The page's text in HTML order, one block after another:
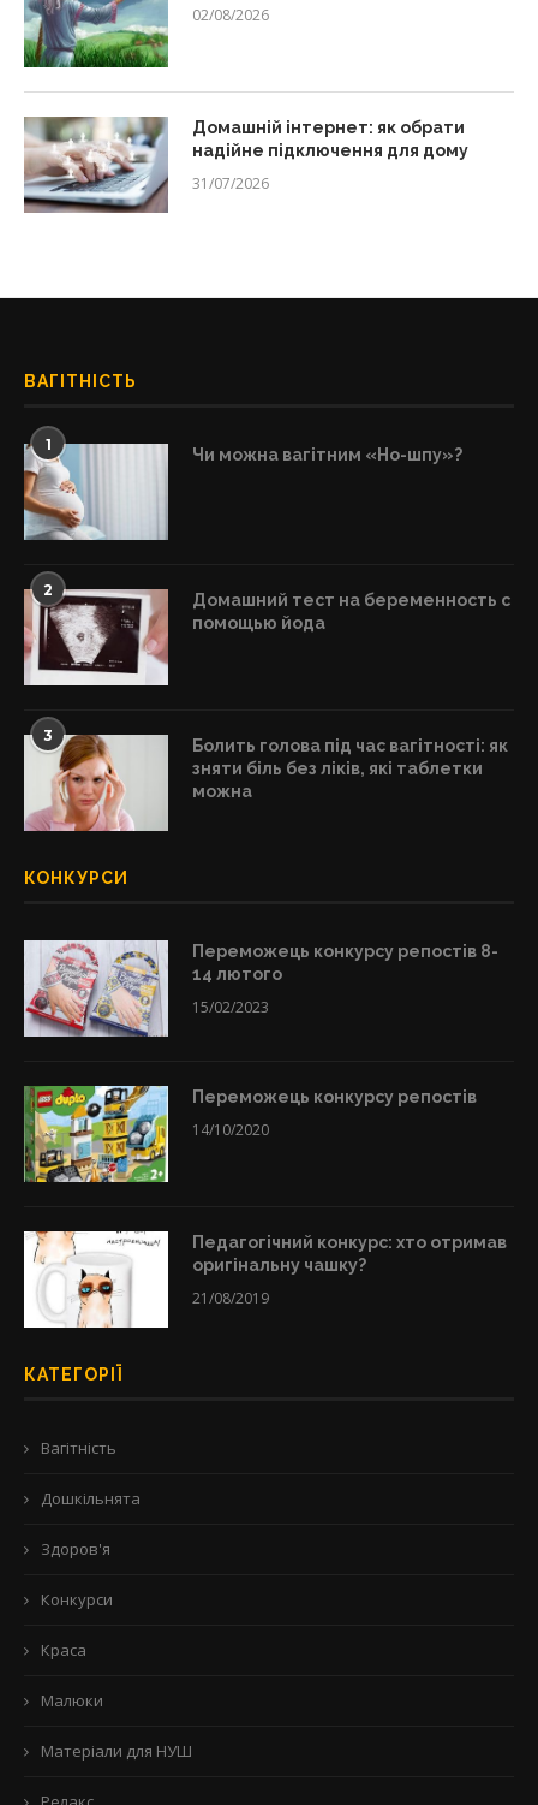
02/08/2026
Домашній інтернет: як обрати
надійне підключення для дому
31/07/2026
ВАГІТНІСТЬ
1 Чи можна вагітним «Но-шпу»?
2
Домашний тест на беременность с
помощью йода
3
Болить голова під час вагітності: як
зняти біль без ліків, які таблетки
можна
КОНКУРСИ
Переможець конкурсу репостів 8-
14 лютого
15/02/2023
Переможець конкурсу репостів
14/10/2020
Педагогічний конкурс: хто отримав
оригінальну чашку?
21/08/2019
КАТЕГОРІЇ
Вагітність
Дошкільнята
Здоров'я
Конкурси
Краса
Малюки
Матеріали для НУШ